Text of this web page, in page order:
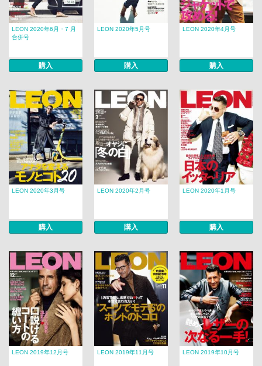
LEON 2020年6月・7 月
合併号
購入
LEON 2020年5月号
購入
LEON 2020年4月号
購入
LEON 2020年3月号
購入
LEON 2020年2月号
購入
LEON 2020年1月号
購入
LEON 2019年12月号 LEON 2019年11月号 LEON 2019年10月号